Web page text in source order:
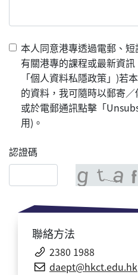
本人同意港專透過電郵、
有關港專的課程或最新資
「個人資料私隱政策」)若
的資料，我可隨時以郵寄
或於電郵通訊點擊「
用)。
認證碼
聯絡方法
2380 1988
daept@hkct.edu.hk